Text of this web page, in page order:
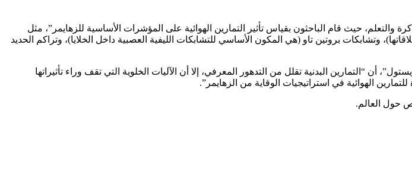
حيث قام الباحثون بقياس تأثير التمارين الهوائية على المؤشرات الأساسية للزهايمر”، مثل
وتشابكات بروتين تاو (هي المكون الأساسي للتشابكات الليفية العصبية داخل الخلايا)، وتراكم الحديد
“التمارين البدنية تقلل من التدهور المعرفي، إلا أن الآليات الخلوية التي تقف وراء تأثيراتها
الهوائية في استراتيجيات الوقاية من الزهايمر”.
حول العالم.